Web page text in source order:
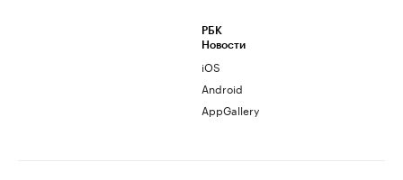
РБК
Новости
iOS
Android
AppGallery